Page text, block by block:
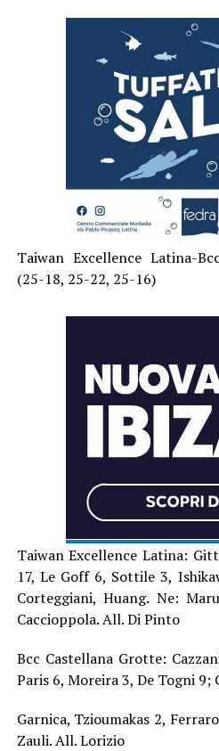
Taiwan Excellence Latina-
(25-18, 25-22, 25-16)
Taiwan Excellence Latina:
17, Le Goff 6, Sottile 3,
Corteggiani, Huang. Ne:
Caccioppola. All. Di Pinto
Bcc Castellana Grotte:
Paris 6, Moreira 3, De Togni 9;
Garnica, Tzioumakas 2,
Zauli. All. Lorizio